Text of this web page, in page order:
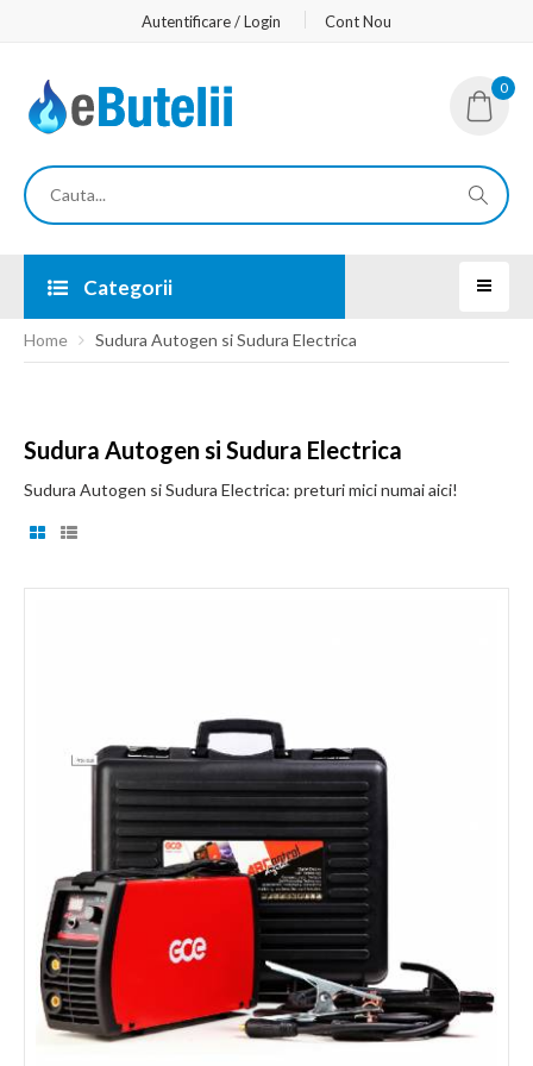
Autentificare / Login Cont Nou
0
Categorii
Home Sudura Autogen si Sudura Electrica
Sudura Autogen si Sudura Electrica
Sudura Autogen si Sudura Electrica: preturi mici numai aici!